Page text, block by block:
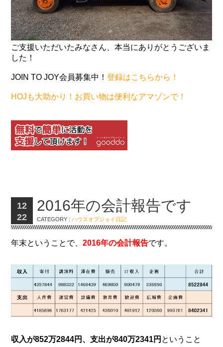
ご支援いただいたみなさん、本当にありがとうございま
した！
JOIN TO JOY会員募集中！登録はこちらから！
HOJも大助かり！お買い物は便利なアマゾンで！
12
22
2016年の会計報告です
CATEGORY :ハウスオブジョイ日記
年末ということで、2016年の会計報告です。
収入が852万2844円、支出が840万2341円 ということ